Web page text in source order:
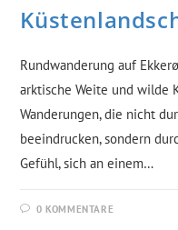
Rundwanderung auf
arktische Weite und wilde
Wanderungen, die nicht
beeindrucken, sondern
Gefühl, sich an einem…
0 KOMMENTARE